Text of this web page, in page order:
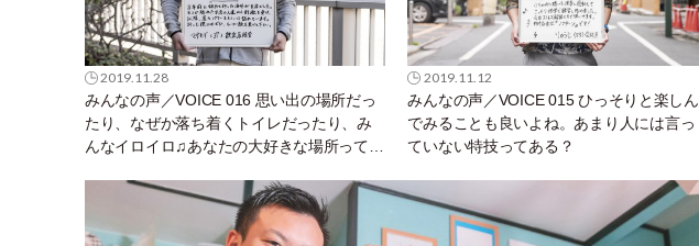
2019.11.28
みんなの声／VOICE 016 思い出の場所だっ
たり、なぜか落ち着くトイレだったり、み
んなイロイロ♫あなたの大好きな場所ってど
2019.11.12
みんなの声／VOICE 015 ひっそりと楽しん
でみることも良いよね。あまり人には言っ
ていない特技ってある？